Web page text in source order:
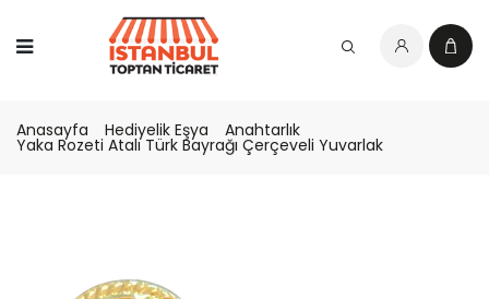
Anasayfa Hediyelik Eşya Anahtarlık
Yaka Rozeti Atalı Türk Bayrağı Çerçeveli Yuvarlak